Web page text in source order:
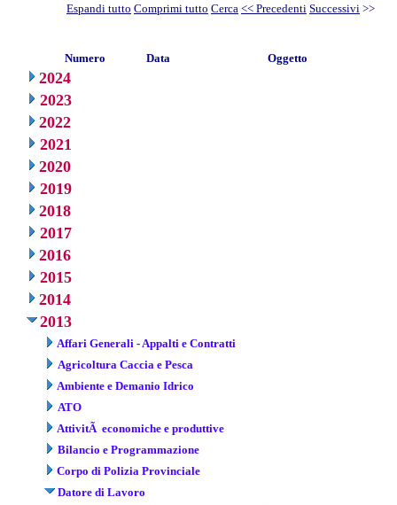
Espandi tutto Comprimi tutto Cerca << Precedenti Successivi >>
Numero Data Oggetto
2024
2023
2022
2021
2020
2019
2018
2017
2016
2015
2014
2013
Affari Generali - Appalti e Contratti
Agricoltura Caccia e Pesca
Ambiente e Demanio Idrico
ATO
AttivitÃ economiche e produttive
Bilancio e Programmazione
Corpo di Polizia Provinciale
Datore di Lavoro